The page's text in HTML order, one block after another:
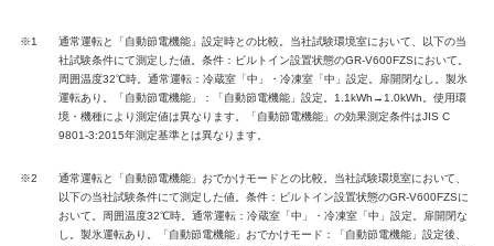
※1
通常運転と「自動節電機能」設定時との比較。当社試験環境室において、以下の当
社試験条件にて測定した値。条件：ビルトイン設置状態のGR-V600FZSにおいて。
周囲温度32℃時。通常運転：冷蔵室「中」・冷凍室「中」設定。扉開閉なし。製氷
運転あり。「自動節電機能」：「自動節電機能」設定。1.1kWh→1.0kWh。使用環
境・機種により測定値は異なります。「自動節電機能」の効果測定条件はJIS C
9801-3:2015年測定基準とは異なります。
※2
通常運転と「自動節電機能」おでかけモードとの比較。当社試験環境室において、
以下の当社試験条件にて測定した値。条件：ビルトイン設置状態のGR-V600FZSに
おいて。周囲温度32℃時。通常運転：冷蔵室「中」・冷凍室「中」設定。扉開閉な
し。製氷運転あり。「自動節電機能」おでかけモード：「自動節電機能」設定後、